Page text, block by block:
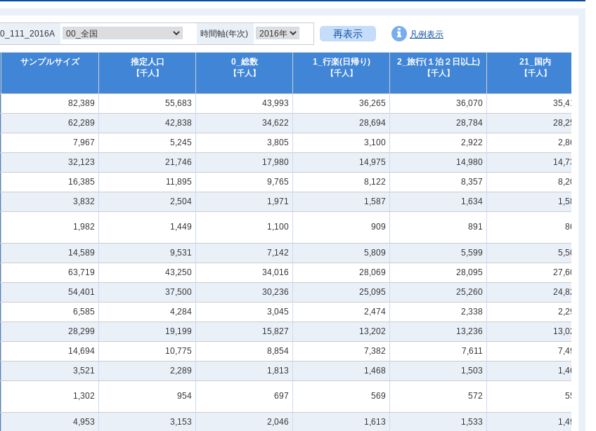
時間軸(年次) 再表示 凡例表示
サンプルサイズ 推定人口
【千人】
0_総数
【千人】
1_行楽(日帰り)
【千人】
2_旅行(１泊２日以上)
【千人】
21_国内
【千人】
82,389 55,683 43,993 36,265 36,070
35,415
62,289 42,838 34,622 28,694 28,784
28,259
7,967 5,245 3,805 3,100 2,922
2,867
32,123 21,746 17,980 14,975 14,980
14,730
16,385 11,895 9,765 8,122 8,357
8,209
3,832 2,504 1,971 1,587 1,634
1,588
1,982 1,449 1,100 909 891 866
14,589 9,531 7,142 5,809 5,599
5,501
63,719 43,250 34,016 28,069 28,095
27,601
54,401 37,500 30,236 25,095 25,260
24,828
6,585 4,284 3,045 2,474 2,338
2,292
28,299 19,199 15,827 13,202 13,236
13,025
14,694 10,775 8,854 7,382 7,611
7,493
3,521 2,289 1,813 1,468 1,503
1,466
1,302 954 697 569 572 552
4,953 3,153 2,046 1,613 1,533
1,496